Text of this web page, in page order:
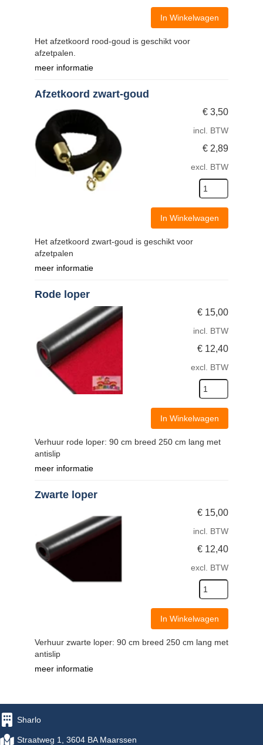
In Winkelwagen
Het afzetkoord rood-goud is geschikt voor
afzetpalen.
meer informatie
Afzetkoord zwart-goud
€ 3,50
incl. BTW
€ 2,89
excl. BTW
In Winkelwagen
Het afzetkoord zwart-goud is geschikt voor
afzetpalen
meer informatie
Rode loper
€ 15,00
incl. BTW
€ 12,40
excl. BTW
In Winkelwagen
Verhuur rode loper: 90 cm breed 250 cm lang met
antislip
meer informatie
Zwarte loper
€ 15,00
incl. BTW
€ 12,40
excl. BTW
In Winkelwagen
Verhuur zwarte loper: 90 cm breed 250 cm lang met
antislip
meer informatie
Sharlo
Straatweg 1, 3604 BA Maarssen